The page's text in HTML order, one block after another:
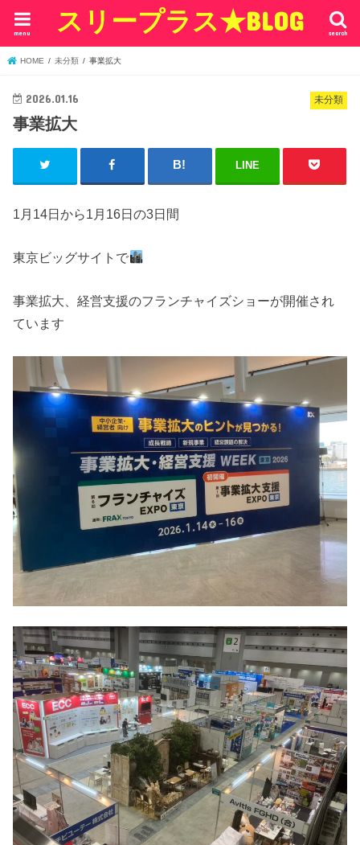
スリープラス★BLOG search
menu
HOME 未分類 事業拡大
未分類
2026.01.16
事業拡大
LINE
1月14日から1月16日の3日間
東京ビッグサイトで
事業拡大、経営支援のフランチャイズショーが開催され
ています